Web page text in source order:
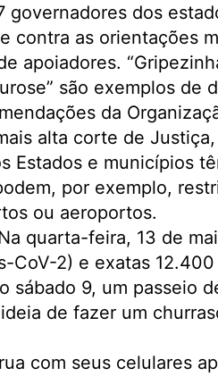
dos
contra as orientações
apoiadores.
são exemplos de
da
alta corte de
Estados e municípios
por exemplo,
ou aeroportos.
quarta-feira, 13 de
CoV-2) e exatas
sábado 9, um passeio
de fazer um
com seus celulares